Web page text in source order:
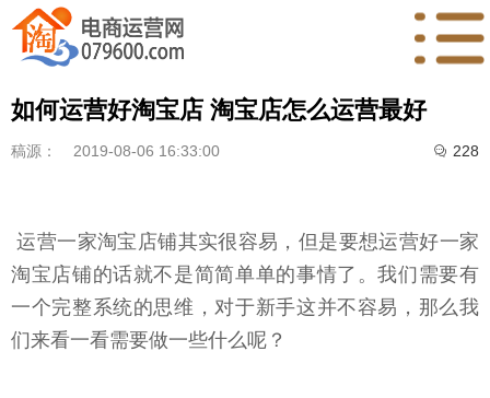
如何运营好淘宝店 淘宝店怎么运营最好
稿源： 2019-08-06 16:33:00  228
运营一家淘宝店铺其实很容易，但是要想运营好一家
淘宝店铺的话就不是简简单单的事情了。我们需要有
一个完整系统的思维，对于新手这并不容易，那么我
们来看一看需要做一些什么呢？